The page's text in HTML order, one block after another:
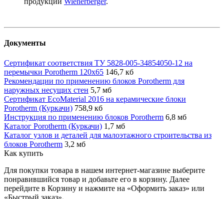
Документы
Сертификат соответствия ТУ 5828-005-34854050-12 на
перемычки Porotherm 120х65 146,7 кб
Рекомендации по применению блоков Porotherm для
наружных несущих стен 5,7 мб
Сертификат EcoMaterial 2016 на керамические блоки
Porotherm (Куркачи) 758,9 кб
Инструкция по применению блоков Porotherm 6,8 мб
Каталог Porotherm (Куркачи) 1,7 мб
Каталог узлов и деталей для малоэтажного строительства из
блоков Porotherm 3,2 мб
Как купить
Для покупки товара в нашем интернет-магазине выберите
понравившийся товар и добавьте его в корзину. Далее
перейдите в Корзину и нажмите на «Оформить заказ» или
«Быстрый заказ».